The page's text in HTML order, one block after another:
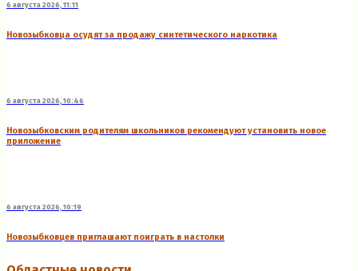
6 августа 2026, 11:11
Новозыбковца осудят за продажу синтетического наркотика
6 августа 2026, 10:46
Новозыбковским родителям школьников рекомендуют установить новое
приложение
6 августа 2026, 10:19
Новозыбковцев приглашают поиграть в настолки